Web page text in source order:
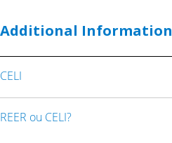
Additional Information
CELI
REER ou CELI?